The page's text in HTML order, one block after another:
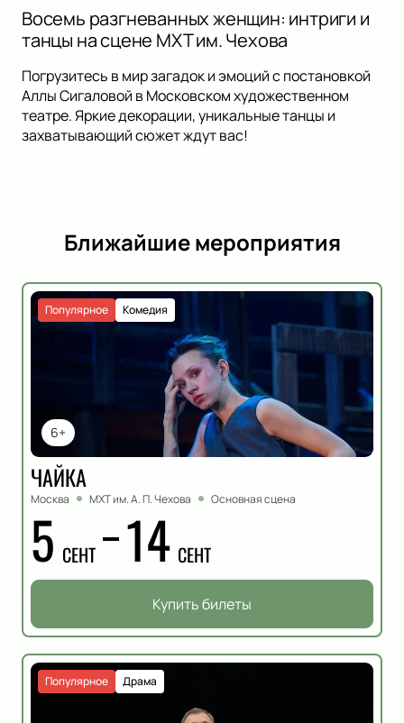
Восемь разгневанных женщин: интриги и
танцы на сцене МХТ им. Чехова
Погрузитесь в мир загадок и эмоций с постановкой
Аллы Сигаловой в Московском художественном
театре. Яркие декорации, уникальные танцы и
захватывающий сюжет ждут вас!
Ближайшие мероприятия
6+
Комедия
Популярное
ЧАЙКА
Москва МХТ им. А. П. Чехова Основная сцена
5 СЕНТ 14 СЕНТ
Купить билеты
Драма
Популярное